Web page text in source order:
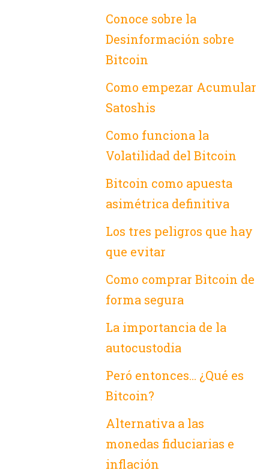
Conoce sobre la
Desinformación sobre
Bitcoin
Como empezar Acumular
Satoshis
Como funciona la
Volatilidad del Bitcoin
Bitcoin como apuesta
asimétrica definitiva
Los tres peligros que hay
que evitar
Como comprar Bitcoin de
forma segura
La importancia de la
autocustodia
Peró entonces… ¿Qué es
Bitcoin?
Alternativa a las
monedas fiduciarias e
inflación